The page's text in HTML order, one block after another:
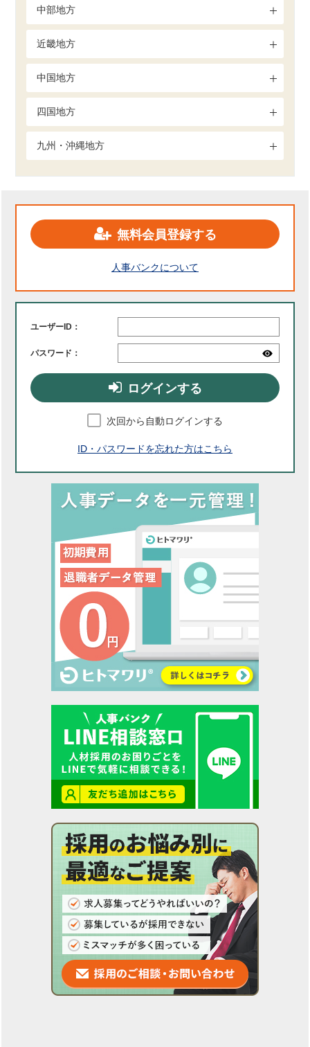
中部地方
近畿地方
中国地方
四国地方
九州・沖縄地方
無料会員登録する
人事バンクについて
ユーザーID：
パスワード：
ログインする
次回から自動ログインする
ID・パスワードを忘れた方はこちら